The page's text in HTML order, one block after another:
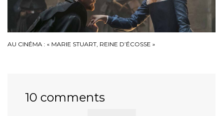
AU CINÉMA : « MARIE STUART, REINE D’ÉCOSSE »
10 comments